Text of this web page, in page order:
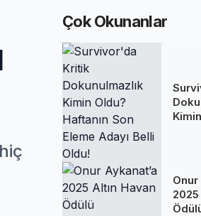
Çok Okunanlar
Onur
2025